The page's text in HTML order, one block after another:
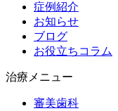
症例紹介
お知らせ
ブログ
お役立ちコラム
治療メニュー
審美歯科